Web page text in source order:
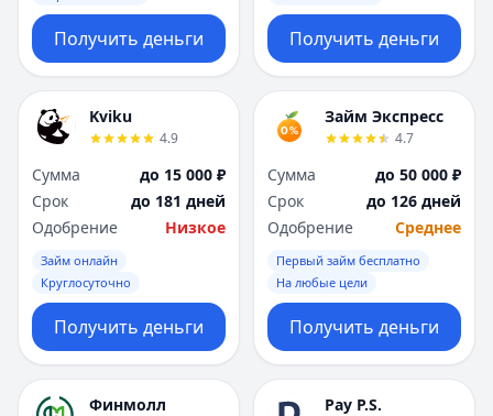
Получить деньги Получить деньги
Kviku
4.9
Сумма
до 15 000 ₽
Срок
до 181 дней
Одобрение
Низкое
Займ онлайн
Круглосуточно
Получить деньги
Займ Экспресс
4.7
Сумма
до 50 000 ₽
Срок
до 126 дней
Одобрение
Среднее
Первый займ бесплатно
На любые цели
Получить деньги
Финмолл Pay P.S.